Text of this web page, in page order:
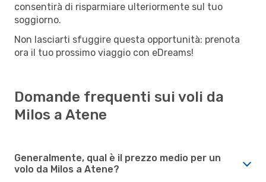
consentirà di risparmiare ulteriormente sul tuo
soggiorno.
Non lasciarti sfuggire questa opportunità: prenota
ora il tuo prossimo viaggio con eDreams!
Domande frequenti sui voli da
Milos a Atene
Generalmente, qual è il prezzo medio per un
volo da Milos a Atene?